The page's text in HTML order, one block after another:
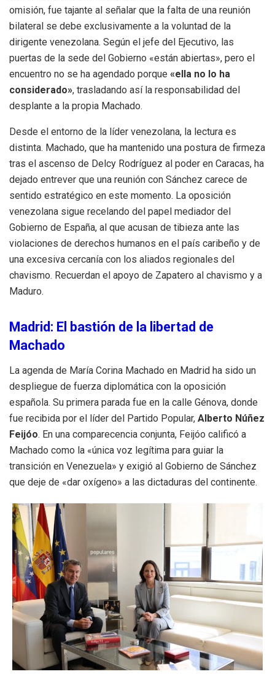
omisión, fue tajante al señalar que la falta de una reunión
bilateral se debe exclusivamente a la voluntad de la
dirigente venezolana. Según el jefe del Ejecutivo, las
puertas de la sede del Gobierno «están abiertas», pero el
encuentro no se ha agendado porque «ella no lo ha
considerado», trasladando así la responsabilidad del
desplante a la propia Machado.
Desde el entorno de la líder venezolana, la lectura es
distinta. Machado, que ha mantenido una postura de firmeza
tras el ascenso de Delcy Rodríguez al poder en Caracas, ha
dejado entrever que una reunión con Sánchez carece de
sentido estratégico en este momento. La oposición
venezolana sigue recelando del papel mediador del
Gobierno de España, al que acusan de tibieza ante las
violaciones de derechos humanos en el país caribeño y de
una excesiva cercanía con los aliados regionales del
chavismo. Recuerdan el apoyo de Zapatero al chavismo y a
Maduro.
Madrid: El bastión de la libertad de
Machado
La agenda de María Corina Machado en Madrid ha sido un
despliegue de fuerza diplomática con la oposición
española. Su primera parada fue en la calle Génova, donde
fue recibida por el líder del Partido Popular, Alberto Núñez
Feijóo. En una comparecencia conjunta, Feijóo calificó a
Machado como la «única voz legítima para guiar la
transición en Venezuela» y exigió al Gobierno de Sánchez
que deje de «dar oxígeno» a las dictaduras del continente.